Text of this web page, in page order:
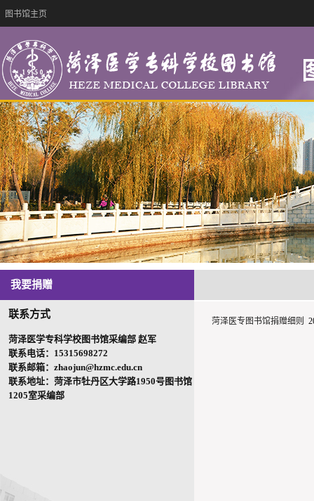
图书馆主页
我要捐赠
联系方式
菏泽医学专科学校图书馆采编部 赵军
联系电话：15315698272
联系邮箱：zhaojun@hzmc.edu.cn
联系地址：菏泽市牡丹区大学路1950号图书馆
1205室采编部
菏泽医专图书馆捐赠细则